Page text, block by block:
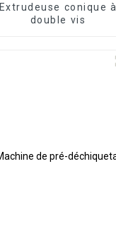
Extrudeuse conique à
double vis